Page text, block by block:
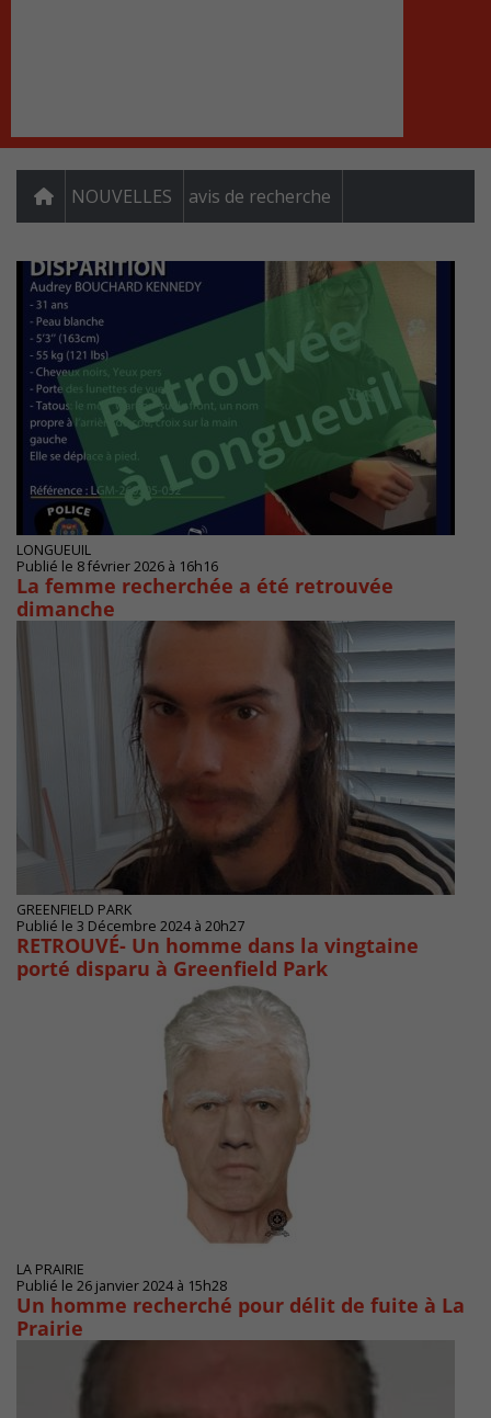
NOUVELLES avis de recherche
LONGUEUIL
Publié le 8 février 2026 à 16h16
La femme recherchée a été retrouvée
dimanche
GREENFIELD PARK
Publié le 3 Décembre 2024 à 20h27
RETROUVÉ- Un homme dans la vingtaine
porté disparu à Greenfield Park
LA PRAIRIE
Publié le 26 janvier 2024 à 15h28
Un homme recherché pour délit de fuite à La
Prairie